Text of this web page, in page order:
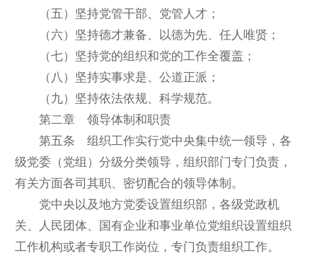
（五）坚持党管干部、党管人才；
（六）坚持德才兼备、以德为先、任人唯贤；
（七）坚持党的组织和党的工作全覆盖；
（八）坚持实事求是、公道正派；
（九）坚持依法依规、科学规范。
第二章 领导体制和职责
第五条 组织工作实行党中央集中统一领导，各
级党委（党组）分级分类领导，组织部门专门负责，
有关方面各司其职、密切配合的领导体制。
党中央以及地方党委设置组织部，各级党政机
关、人民团体、国有企业和事业单位党组织设置组织
工作机构或者专职工作岗位，专门负责组织工作。